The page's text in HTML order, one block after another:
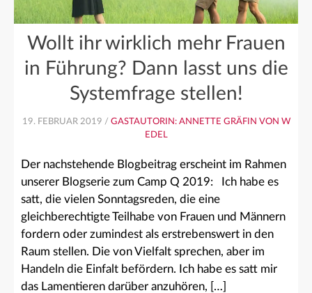
Wollt ihr wirklich mehr Frauen
in Führung? Dann lasst uns die
Systemfrage stellen!
19. FEBRUAR 2019 / GASTAUTORIN: ANNETTE GRÄFIN VON W
EDEL
Der nachstehende Blogbeitrag erscheint im Rahmen
unserer Blogserie zum Camp Q 2019: Ich habe es
satt, die vielen Sonntagsreden, die eine
gleichberechtigte Teilhabe von Frauen und Männern
fordern oder zumindest als erstrebenswert in den
Raum stellen. Die von Vielfalt sprechen, aber im
Handeln die Einfalt befördern. Ich habe es satt mir
das Lamentieren darüber anzuhören, […]